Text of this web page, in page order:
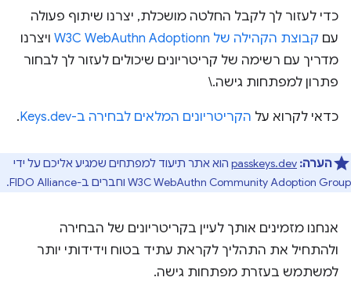
כדי לעזור לך לקבל החלטה מושכלת, יצרנו שיתוף פעולה
עם קבוצת הקהילה של W3C WebAuthn Adoptionn
ויצרנו
מדריך עם רשימה של קריטריונים שיכולים לעזור לך לבחור
פתרון למפתחות גישה.\
כדאי לקרוא על הקריטריונים המלאים לבחירה ב-Keys.dev .
הערה: passkeys.dev הוא אתר תיעוד למפתחים שמגיע אליכם על ידי
W3C WebAuthn Community Adoption Group וחברים ב-FIDO Alliance.
אנחנו מזמינים אותך לעיין בקריטריונים של הבחירה
ולהתחיל את התהליך לקראת עתיד בטוח וידידותי יותר
למשתמש בעזרת מפתחות גישה.